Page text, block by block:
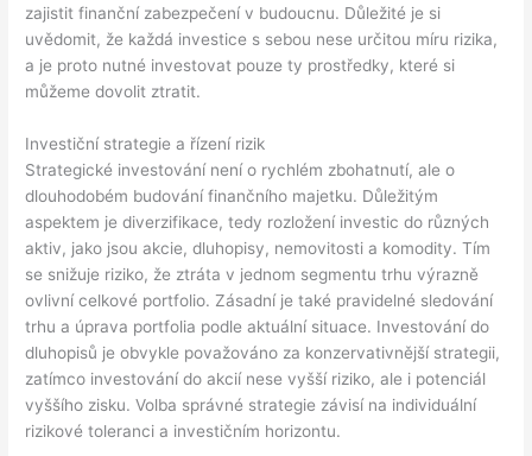
zajistit finanční zabezpečení v budoucnu. Důležité je si
uvědomit, že každá investice s sebou nese určitou míru rizika,
a je proto nutné investovat pouze ty prostředky, které si
můžeme dovolit ztratit.
Investiční strategie a řízení rizik
Strategické investování není o rychlém zbohatnutí, ale o
dlouhodobém budování finančního majetku. Důležitým
aspektem je diverzifikace, tedy rozložení investic do různých
aktiv, jako jsou akcie, dluhopisy, nemovitosti a komodity. Tím
se snižuje riziko, že ztráta v jednom segmentu trhu výrazně
ovlivní celkové portfolio. Zásadní je také pravidelné sledování
trhu a úprava portfolia podle aktuální situace. Investování do
dluhopisů je obvykle považováno za konzervativnější strategii,
zatímco investování do akcií nese vyšší riziko, ale i potenciál
vyššího zisku. Volba správné strategie závisí na individuální
rizikové toleranci a investičním horizontu.